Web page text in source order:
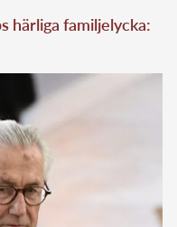
härliga familjelycka: